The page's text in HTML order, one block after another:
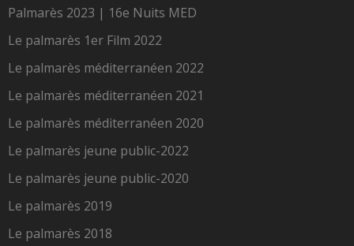
Palmarès 2023 | 16e Nuits MED
Le palmarès 1er Film 2022
Le palmarès méditerranéen 2022
Le palmarès méditerranéen 2021
Le palmarès méditerranéen 2020
Le palmarès jeune public-2022
Le palmarès jeune public-2020
Le palmarès 2019
Le palmarès 2018